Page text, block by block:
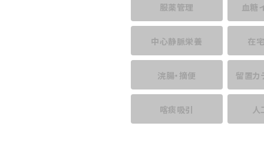
服薬管理 血糖
中心静脈栄養 在
浣腸・摘便 留置カ
喀痰吸引